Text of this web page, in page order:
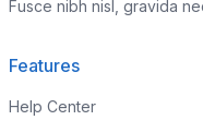
Fusce nibh nisl, gravida
Features
Help Center